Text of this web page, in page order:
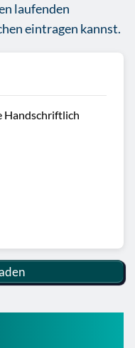
laufenden
eintragen kannst.
Handschriftlich